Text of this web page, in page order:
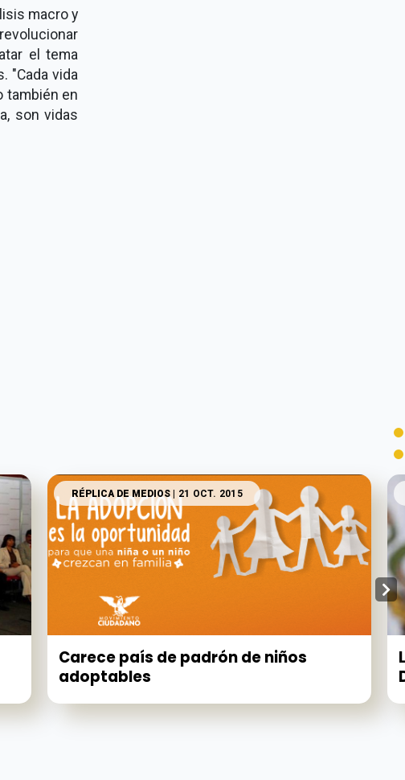
macro y
el tema
"Cada vida
también en
son vidas
RÉPLICA DE MEDIOS | 21 OCT. 2015
Carece país de padrón de niños
adoptables